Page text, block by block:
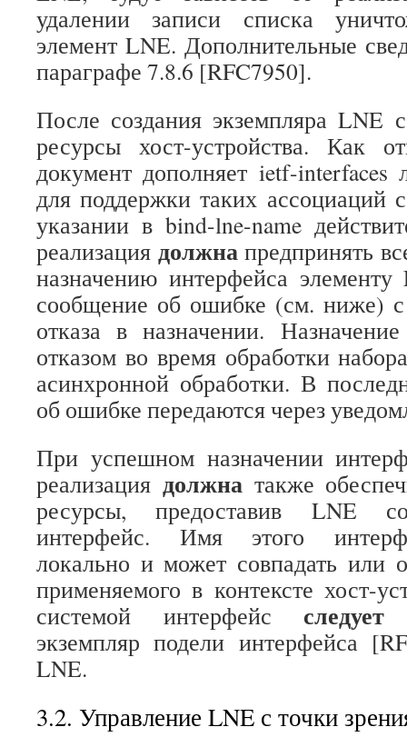
удалении записи списка
элемент LNE. Дополнительные
параграфе 7.8.6 [RFC7950].
После создания экземпляра LNE
ресурсы хост-устройства. Как
документ дополняет ietf-interfaces
для поддержки таких ассоциаций
указании в bind-lne-name
реализация должнапредпринять
назначению интерфейса элементу
сообщение об ошибке (см. ниже)
отказа в назначении.
отказом во время обработки
асинхронной обработки. В
об ошибке передаются через
При успешном назначении
реализация должнатакже
ресурсы, предоставив LNE
интерфейс. Имя этого
локально и может совпадать или
применяемого в контексте хост-
системой интерфейс следует
экземпляр подели интерфейса
LNE.
3.2. Управление LNE с точки